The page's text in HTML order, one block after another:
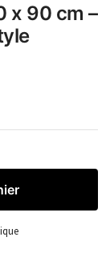
x 90 cm –